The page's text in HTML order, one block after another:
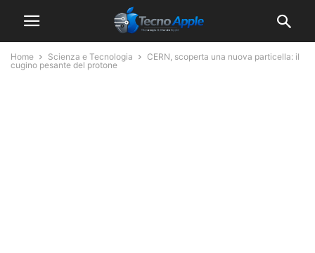
Home Scienza e Tecnologia
CERN, scoperta una nuova particella: il
cugino pesante del protone